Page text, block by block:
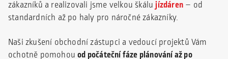
zákazníků a realizovali jsme velkou škálujízdáren – od
standardních až po haly pro náročné zákazníky.
Naši zkušení obchodní zástupci a vedoucí projektů Vám
ochotně pomohouod počáteční fáze plánování až po